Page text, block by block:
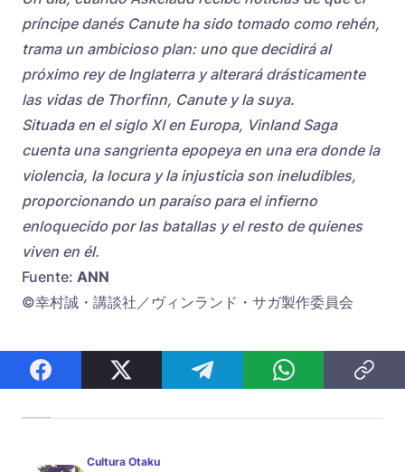
príncipe danés Canute ha sido tomado como rehén,
trama un ambicioso plan: uno que decidirá al
próximo rey de Inglaterra y alterará drásticamente
las vidas de Thorfinn, Canute y la suya.
Situada en el siglo XI en Europa, Vinland Saga
cuenta una sangrienta epopeya en una era donde la
violencia, la locura y la injusticia son ineludibles,
proporcionando un paraíso para el infierno
enloquecido por las batallas y el resto de quienes
viven en él.
Fuente: ANN
©幸村誠・講談社／ヴィンランド・サガ製作委員会
Cultura Otaku